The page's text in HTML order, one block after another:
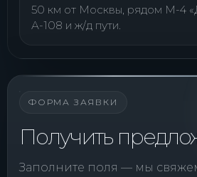
50 км от Москвы, рядом М-4
А-108 и ж/д пути.
ФОРМА ЗАЯВКИ
Получить
Заполните поля — мы